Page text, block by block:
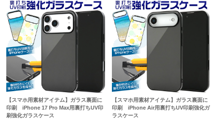
【スマホ用素材アイテム】ガラス裏面に
印刷 iPhone 17 Pro Max用裏打ちUV印
刷強化ガラスケース
【スマホ用素材アイテム】ガラス裏面に
印刷 iPhone Air用裏打ちUV印刷強化ガ
ラスケース